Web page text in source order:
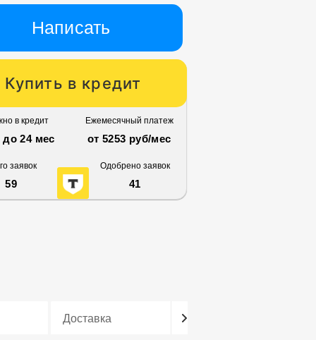
Доставка
Написать
Купить в кредит
в кредит
до 24 мес
Ежемесячный платеж
от 5253 руб/мес
заявок
59
Одобрено заявок
41